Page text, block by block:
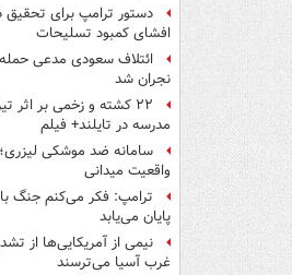
دستور ترامپ برای تحقیق
افشای کمبود تسلیحات
ائتلاف سعودی مدعی
نجران شد
۲۲ کشته و زخمی بر اثر
مدرسه در تایلند+ فیلم
سامانه ضد موشکی
واقعیت میدانی
ترامپ: فکر می‌کنم جنگ با
پایان می‌یابد
نیمی از آمریکایی‌ها از
غرب آسیا می‌ترسند